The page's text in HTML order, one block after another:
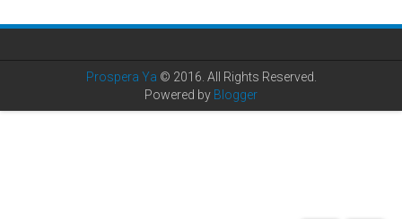
Prospera Ya © 2016. All Rights Reserved.
Powered by Blogger